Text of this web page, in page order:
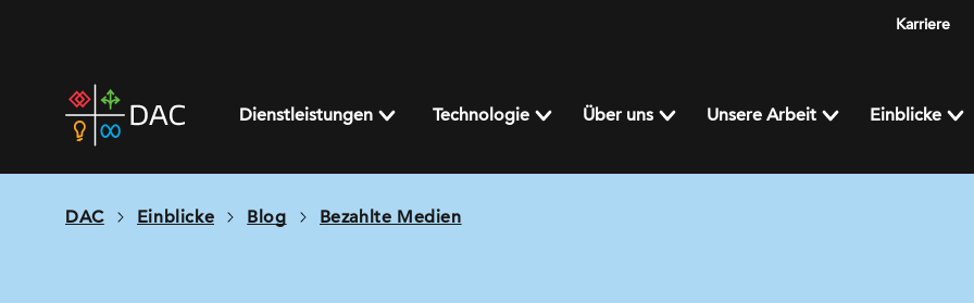
Karriere
home
page
Dienstleistungen Technologie Über uns Unsere Arbeit Einblicke
DAC Einblicke Blog Bezahlte Medien